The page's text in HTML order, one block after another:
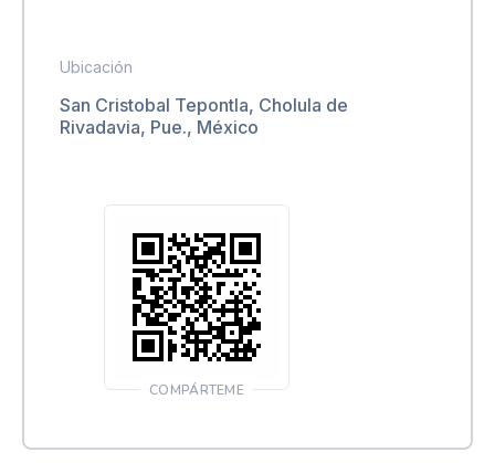
Ubicación
San Cristobal Tepontla, Cholula de
Rivadavia, Pue., México
COMPÁRTEME